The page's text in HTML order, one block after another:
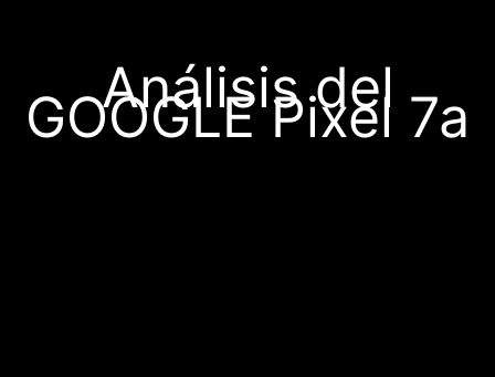
Análisis del
GOOGLE Pixel 7a